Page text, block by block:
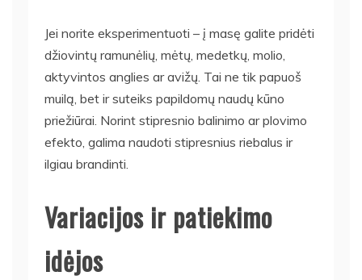
Jei norite eksperimentuoti – į masę galite pridėti
džiovintų ramunėlių, mėtų, medetkų, molio,
aktyvintos anglies ar avižų. Tai ne tik papuoš
muilą, bet ir suteiks papildomų naudų kūno
priežiūrai. Norint stipresnio balinimo ar plovimo
efekto, galima naudoti stipresnius riebalus ir
ilgiau brandinti.
Variacijos ir patiekimo
idėjos